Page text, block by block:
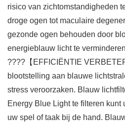
risico van zichtomstandigheden
droge ogen tot maculaire
gezonde ogen behouden door
energieblauw licht te
????【EFFICIËNTIE
blootstelling aan blauwe
stress veroorzaken. Blauw
Energy Blue Light te filteren kunt
uw spel of taak bij de hand.